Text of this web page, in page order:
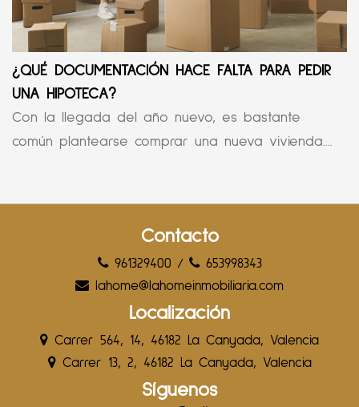
¿QUÉ DOCUMENTACIÓN HACE FALTA PARA PEDIR
UNA HIPOTECA?
Con la llegada del año nuevo, es bastante
común plantearse comprar una nueva vivienda....
Contacto
961329400 /
653998343
lahome@lahomeinmobiliaria.com
Localización
Carrer 564, 14, 46182 La Canyada, Valencia
Carrer 13, 2, 46182 La Canyada, Valencia
Síguenos